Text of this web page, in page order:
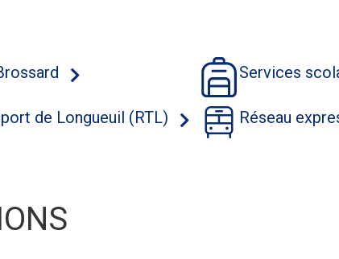
Services
de Longueuil (RTL) Réseau